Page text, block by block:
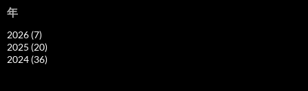
年
2026 (7)
2025 (20)
2024 (36)